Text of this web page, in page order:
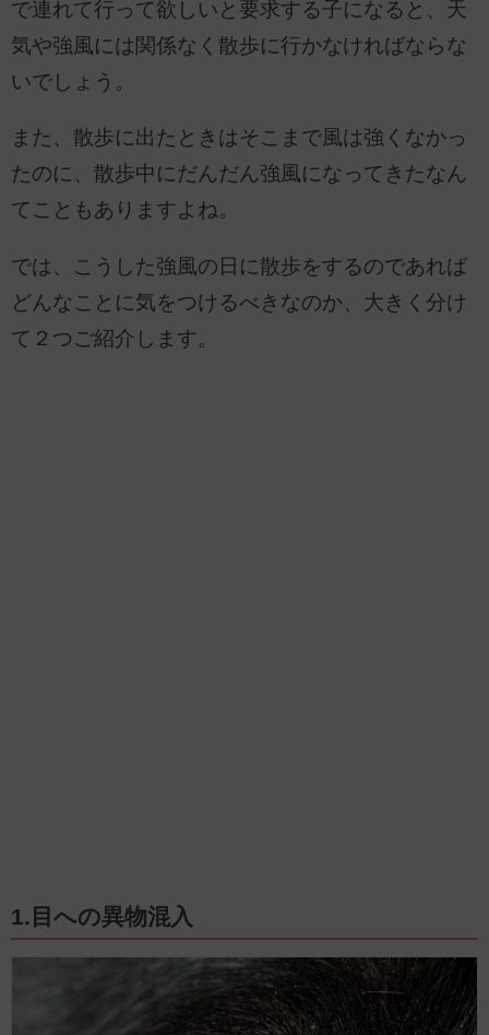
で連れて行って欲しいと要求する子になると、天
気や強風には関係なく散歩に行かなければならな
いでしょう。
また、散歩に出たときはそこまで風は強くなかっ
たのに、散歩中にだんだん強風になってきたなん
てこともありますよね。
では、こうした強風の日に散歩をするのであれば
どんなことに気をつけるべきなのか、大きく分け
て２つご紹介します。
1.目への異物混入